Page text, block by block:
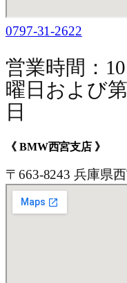
0797-31-2622
営業時間：
曜日および
日
《 BMW西宮支店 》
〒663-8243 兵庫県